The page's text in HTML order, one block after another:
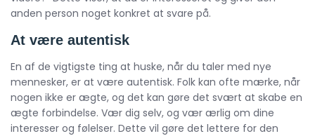
anden person noget konkret at svare på.
At være autentisk
En af de vigtigste ting at huske, når du taler med nye
mennesker, er at være autentisk. Folk kan ofte mærke, når
nogen ikke er ægte, og det kan gøre det svært at skabe en
ægte forbindelse. Vær dig selv, og vær ærlig om dine
interesser og følelser. Dette vil gøre det lettere for den